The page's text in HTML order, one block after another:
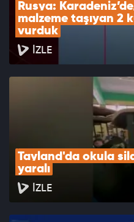
Rusya:
malzeme taşıyan 2
vurduk
İZLE
Tayland'da okula
yaralı
İZLE